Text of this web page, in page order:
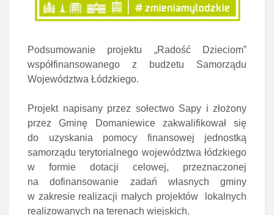
Podsumowanie projektu „Radość Dzieciom”
współfinansowanego z budżetu Samorządu
Województwa Łódzkiego.
Projekt napisany przez sołectwo Sapy i złożony
przez Gminę Domaniewice zakwalifikował się
do uzyskania pomocy finansowej jednostką
samorządu terytorialnego województwa łódzkiego
w formie dotacji celowej, przeznaczonej
na dofinansowanie zadań własnych gminy
w zakresie realizacji małych projektów lokalnych
realizowanych na terenach wiejskich.